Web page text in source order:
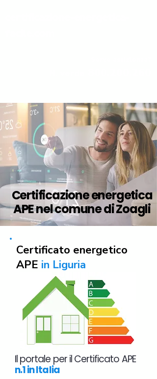
Certificazione energetica
APE nel comune di Zoagli
Certificato energetico
APE in Liguria
Il portale per il Certificato APE
n.1 in Italia